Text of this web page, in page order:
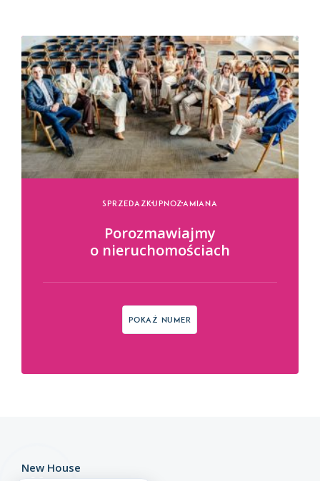
SprzedazKupnoZamiana
Porozmawiajmy
o nieruchomościach
Pokaż numer
New House